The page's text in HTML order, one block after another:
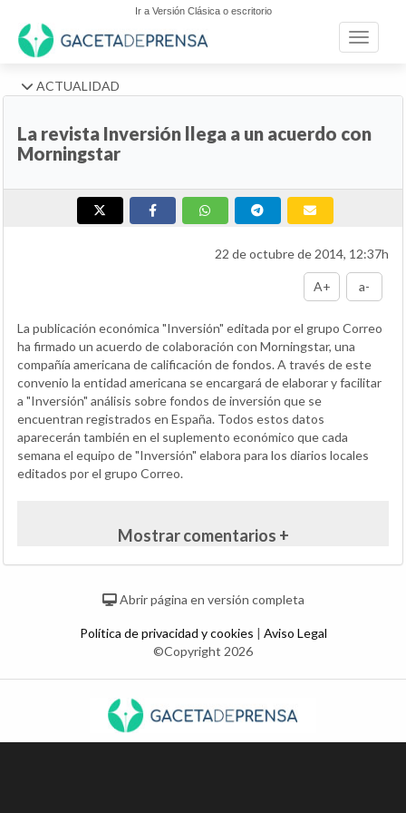
Ir a Versión Clásica o escritorio
Toggle
ACTUALIDAD
La revista Inversión llega a un acuerdo con
Morningstar
22 de octubre de 2014, 12:37h
A+ a-
La publicación económica "Inversión" editada por el grupo Correo
ha firmado un acuerdo de colaboración con Morningstar, una
compañía americana de calificación de fondos. A través de este
convenio la entidad americana se encargará de elaborar y facilitar
a "Inversión" análisis sobre fondos de inversión que se
encuentran registrados en España. Todos estos datos
aparecerán también en el suplemento económico que cada
semana el equipo de "Inversión" elabora para los diarios locales
editados por el grupo Correo.
Mostrar comentarios +
Abrir página en versión completa
Política de privacidad y cookies | Aviso Legal
©Copyright 2026